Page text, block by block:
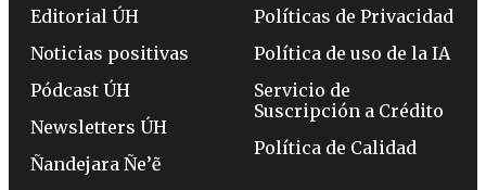
Editorial ÚH
Noticias positivas
Pódcast ÚH
Newsletters ÚH
Ñandejara Ñe’ẽ
Políticas de Privacidad
Política de uso de la IA
Servicio de
Suscripción a Crédito
Política de Calidad